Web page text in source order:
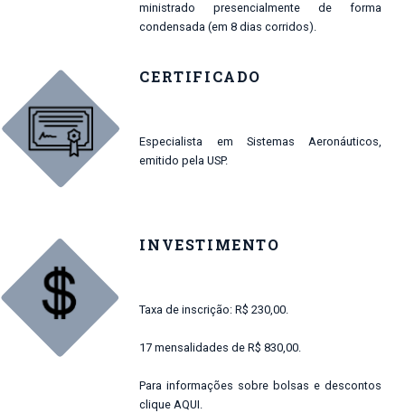
ministrado presencialmente de forma
condensada (em 8 dias corridos).
CERTIFICADO
Especialista em Sistemas Aeronáuticos,
emitido pela USP.
INVESTIMENTO
Taxa de inscrição: R$ 230,00.
17 mensalidades de R$ 830,00.
Para informações sobre bolsas e descontos
cliqueAQUI.